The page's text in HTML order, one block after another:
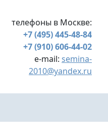
телефоны в Москве:
+7 (495) 445-48-84
+7 (910) 606-44-02
e-mail: semina-
2010@yandex.ru